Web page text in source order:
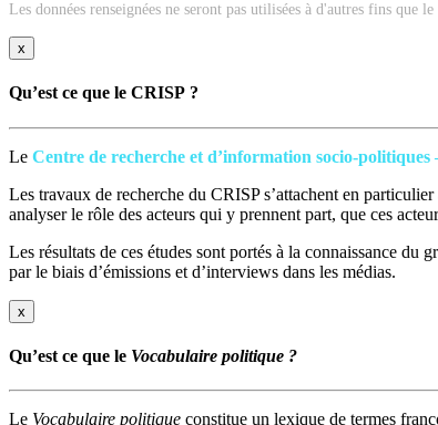
Les données renseignées ne seront pas utilisées à d'autres fins que
x
Qu’est ce que le CRISP ?
Le Centre de recherche et d’information socio-politiques
Les travaux de recherche du CRISP s’attachent en
analyser le rôle des acteurs qui y prennent part, que ces
Les résultats de ces études sont portés à la connaissance
par le biais d’émissions et d’interviews dans les médias.
x
Qu’est ce que le Vocabulaire politique ?
Le Vocabulaire politique constitue un lexique de termes